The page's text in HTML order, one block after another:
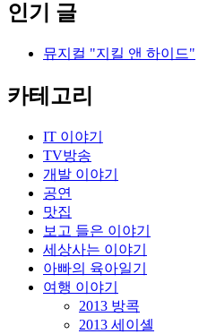
인기 글
뮤지컬 "지킬 앤 하이드"
카테고리
IT 이야기
TV방송
개발 이야기
공연
맛집
보고 들은 이야기
세상사는 이야기
아빠의 육아일기
여행 이야기
2013 방콕
2013 세이셸